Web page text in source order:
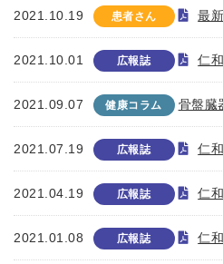
2021.10.19 患者さん 最
2021.10.01 広報誌 仁
2021.09.07 健康コラム 骨盤臓
2021.07.19 広報誌 仁
2021.04.19 広報誌 仁
2021.01.08 広報誌 仁